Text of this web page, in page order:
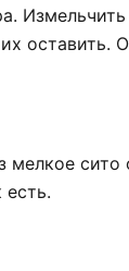
оставить.
сито